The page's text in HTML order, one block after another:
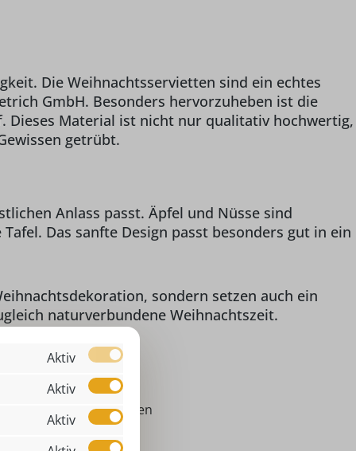
Die Weihnachtsservietten sind ein echtes
GmbH. Besonders hervorzuheben ist die
Dieses Material ist nicht nur qualitativ hochwertig,
getrübt.
Anlass passt. Äpfel und Nüsse sind
Das sanfte Design passt besonders gut in ein
sondern setzen auch ein
naturverbundene Weihnachtszeit.
Packung mit 20 Servietten
Aktiv
Aktiv
Aktiv